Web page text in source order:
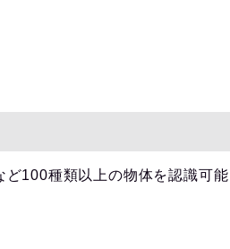
100種類以上の物体を認識可能